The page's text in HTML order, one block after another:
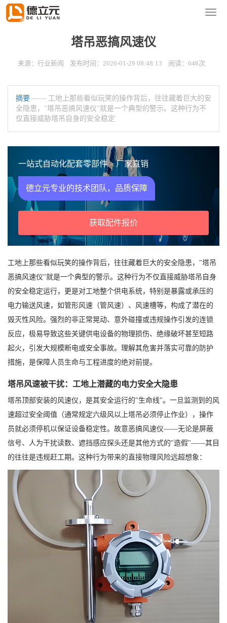
导
您的位置：首页
塔吊恶搞风速仪
来源：行业新闻 发布时间：2026-01-29 08:48:13 阅读：648次
摘要 —— 工地上那些看似玩笑的操作背后，往往藏着巨大的安
全隐患，"塔吊恶搞风速仪"就是一个典型的警示。这种行为不
仅直接威胁塔吊自身的安全稳定
一站式自动化配套零部件 > 厂家直销
德立元专业的技术团队，品质保障
获取配件报价
工地上那些看似玩笑的操作背后，往往藏着巨大的安全隐患，"塔吊
恶搞风速仪"就是一个典型的警示。这种行为不仅直接威胁塔吊自身
的安全稳定运行，更是对工地整个供电系统，特别是暴露或承压的
电力输送风速，如管形风速（管风速）、风速槽等，构成了潜在的
毁灭性风险。强烈的非正常晃动、意外碰撞或违规操作引发的连锁
反应，极易导致这些关键供电设备的物理损伤、绝缘破坏甚至短路
起火，引发大规模断电或安全事故。理解其危害并落实可靠的防护
措施，是保障人员生命与工程进度的绝对前提。
塔吊风速被干扰：工地上潜藏的电力安全大隐患
塔吊顶部安装的风速仪，是其安全运行的"生命线"。一旦监测到的风
速超过安全阈值（通常规定六级风以上塔吊必须停止作业），操作
员就必须停机以保证设备稳定性。故意恶搞风速仪——无论是屏蔽
信号、人为干扰读数、遮挡感应探头还是其他方式的"造假"——其目
的往往是违规赶工期。这种行为带来的直接物理风险远超想象：